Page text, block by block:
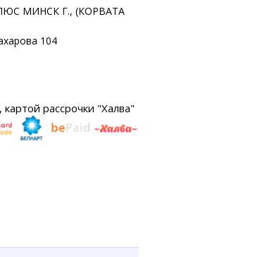
МИНСК Г., (КОРВАТА
104
рассрочки "Халва"